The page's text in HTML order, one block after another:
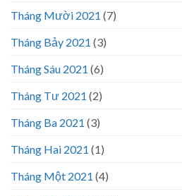
Tháng Mười 2021 (7)
Tháng Bảy 2021 (3)
Tháng Sáu 2021 (6)
Tháng Tư 2021 (2)
Tháng Ba 2021 (3)
Tháng Hai 2021 (1)
Tháng Một 2021 (4)